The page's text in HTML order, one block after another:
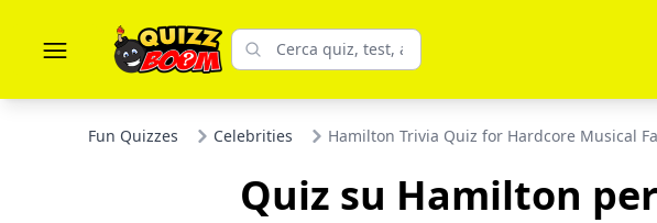
Fun Quizzes Celebrities Hamilton Trivia Quiz for Hardcore Musical
Quiz su Hamilton